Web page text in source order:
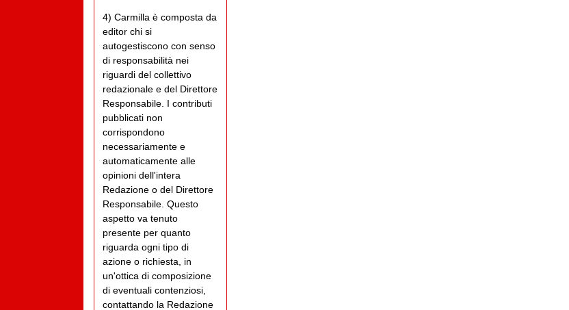
4) Carmilla è composta da
editor chi si
autogestiscono con senso
di responsabilità nei
riguardi del collettivo
redazionale e del Direttore
Responsabile. I contributi
pubblicati non
corrispondono
necessariamente e
automaticamente alle
opinioni dell'intera
Redazione o del Direttore
Responsabile. Questo
aspetto va tenuto
presente per quanto
riguarda ogni tipo di
azione o richiesta, in
un'ottica di composizione
di eventuali contenziosi,
contattando la Redazione